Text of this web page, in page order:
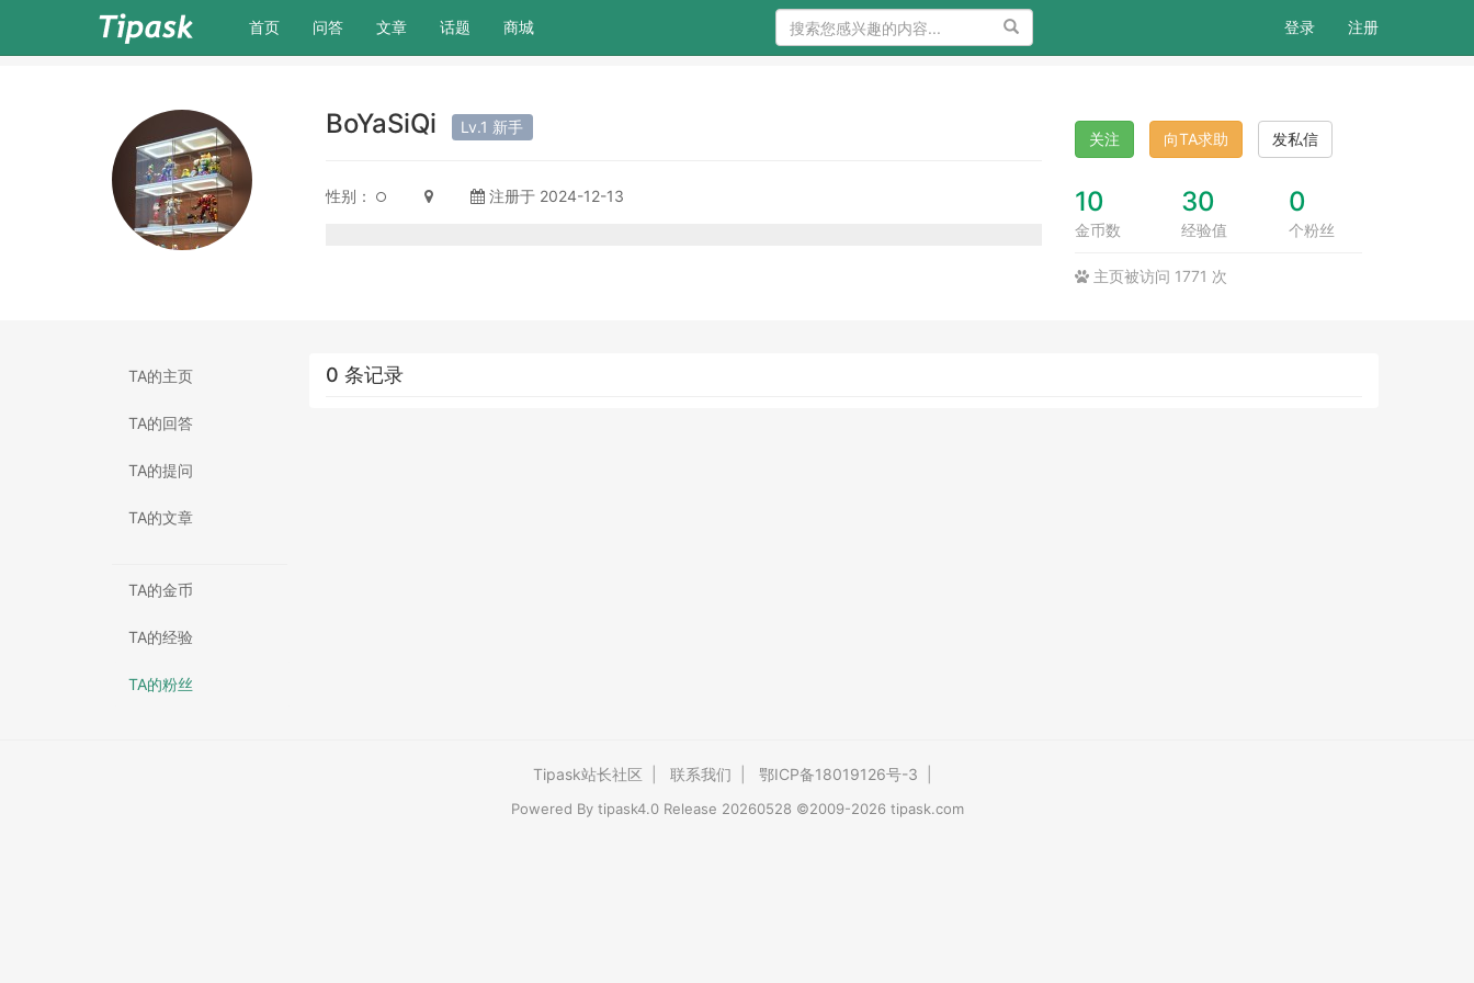
首页(current)
问答 文章 话题 商城 搜索 登录 注册
BoYaSiQi Lv.1 新手
性别： 注册于 2024-12-13
关注 向TA求助 发私信
10
金币数
30
经验值
0
个粉丝
主页被访问 1771 次
TA的主页
TA的回答
TA的提问
TA的文章
TA的金币
TA的经验
TA的粉丝
0 条记录
Tipask站长社区 联系我们 鄂ICP备18019126号-3
Powered By tipask4.0Release 20260528 ©2009-2026 tipask.com